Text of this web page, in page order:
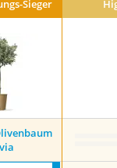
Sieger